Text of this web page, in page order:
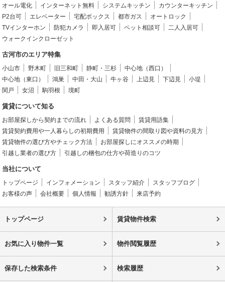
オール電化
インターネット無料 システムキッチン
カウンターキッチン
P2台可
エレベーター 宅配ボックス 都市ガス
オートロック
TVインターホン
防犯カメラ 即入居可 ペット相談可
二人入居可
ウォークインクローゼット
古河市のエリア特集
小山市 野木町 旧三和町 静町・三杉
中心地（西口）
中心地（東口）
鴻巣 中田・大山 牛ヶ谷 上辺見 下辺見
小堤
関戸
女沼 駒羽根 境町
賃貸について知る
お部屋探しから契約までの流れ よくある質問
賃貸用語集
賃貸契約費用や一人暮らしの初期費用
賃貸物件の間取り図や資料の見方
賃貸物件の選び方やチェック方法
お部屋探しにオススメの時期
引越し業者の選び方
引越しの梱包の仕方や荷造りのコツ
当社について
トップページ インフォメーション スタッフ紹介
スタッフブログ
お客様の声
会社概要 個人情報 勧誘方針 来店予約
トップページ 賃貸物件検索
お気に入り物件一覧 物件閲覧履歴
保存した検索条件 検索履歴